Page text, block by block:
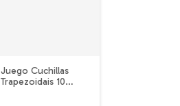
Juego Cuchillas
Trapezoidais 10